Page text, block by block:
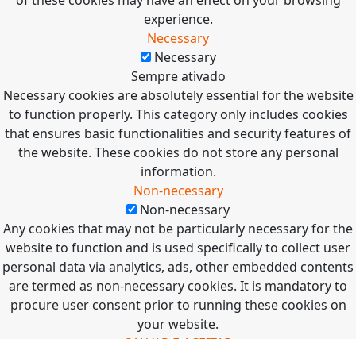
experience.
Necessary
Necessary
Sempre ativado
Necessary cookies are absolutely essential for the website
to function properly. This category only includes cookies
that ensures basic functionalities and security features of
the website. These cookies do not store any personal
information.
Non-necessary
Non-necessary
Any cookies that may not be particularly necessary for the
website to function and is used specifically to collect user
personal data via analytics, ads, other embedded contents
are termed as non-necessary cookies. It is mandatory to
procure user consent prior to running these cookies on
your website.